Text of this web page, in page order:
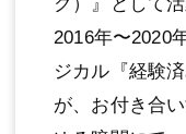
2016年〜2020
ジカル『経験
が、お付き合